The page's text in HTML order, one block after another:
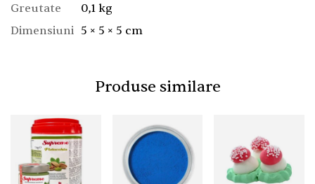
Greutate
0,1 kg
Dimensiuni 5 × 5 × 5 cm
Produse similare